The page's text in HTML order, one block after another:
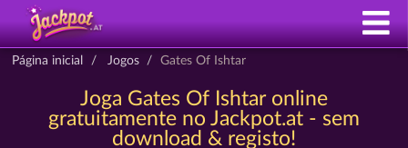
Página inicial Jogos Gates Of Ishtar
Joga Gates Of Ishtar online
gratuitamente no Jackpot.at - sem
download & registo!